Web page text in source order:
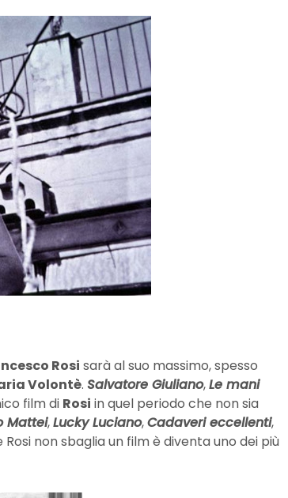
Rosi sarà al suo massimo, spesso
Volontè.Salvatore Giuliano,Le mani
film di Rosi in quel periodo che non sia
Mattei,Lucky Luciano,Cadaveri eccellenti,
non sbaglia un film è diventa uno dei più